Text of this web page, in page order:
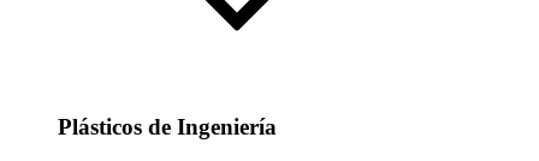
Plásticos de Ingeniería